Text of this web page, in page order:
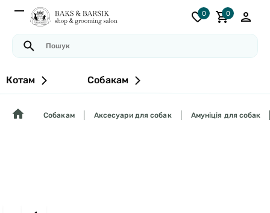
0 0
Котам Собакам
Собакам Аксесуари для собак Амуніція для собак